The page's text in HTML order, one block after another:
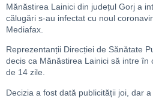
Mănăstirea Lainici din județul Gorj a
călugări s-au infectat cu noul
Mediafax.
Reprezentanții Direcției de Sănătate
decis ca Mănăstirea Lainici să intre
de 14 zile.
Decizia a fost dată publicității joi, dar